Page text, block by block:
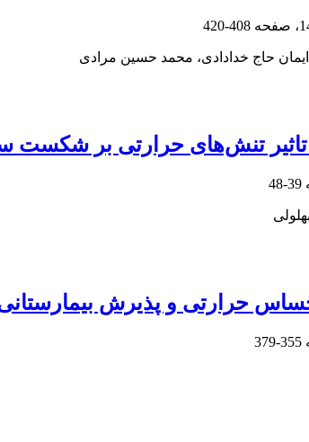
408-420
حاج خدادادی، محمد حسین مرادی
تنش‌‌های حرارتی بر شکست
39-48
حرارتی و پذیرش
355-379